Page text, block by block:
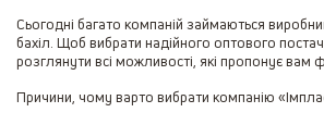
Сьогодні багато компаній займаються
бахіл. Щоб вибрати надійного оптового
розглянути всі можливості, які пропонує вам
Причини, чому варто вибрати компанію